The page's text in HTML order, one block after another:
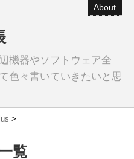
About
機器やソフトウェア全
色々書いていきたいと思
>
覧